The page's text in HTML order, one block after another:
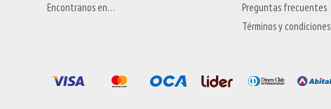
Encontranos en…
Preguntas frecuentes
Términos y condiciones